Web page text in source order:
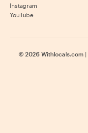
Instagram
YouTube
© 2026 Withlocals.com |